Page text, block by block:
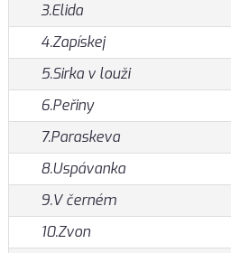
3.Elida
4.Zapískej
5.Sirka v louži
6.Peřiny
7.Paraskeva
8.Uspávanka
9.V černém
10.Zvon